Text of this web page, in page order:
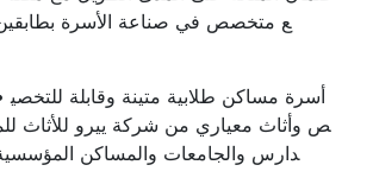
ع متخصص في صناعة الأسرة
• أسرة مساكن
ص وأثاث معياري من شركة ييرو للأثاث
دارس والجامعات والمساكن